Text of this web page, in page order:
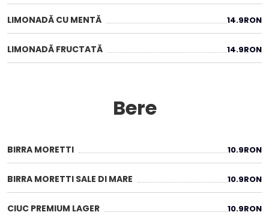
LIMONADĂ CU MENTĂ 14.9RON
LIMONADĂ FRUCTATĂ 14.9RON
Bere
BIRRA MORETTI 10.9RON
BIRRA MORETTI SALE DI MARE 10.9RON
CIUC PREMIUM LAGER 10.9RON